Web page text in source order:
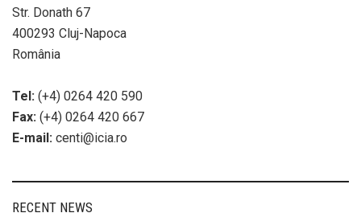
Str. Donath 67
400293 Cluj-Napoca
România
Tel: (+4) 0264 420 590
Fax: (+4) 0264 420 667
E-mail: centi@icia.ro
RECENT NEWS